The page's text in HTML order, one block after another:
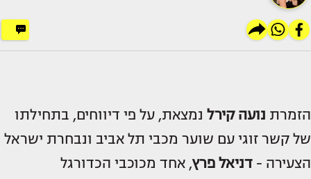
הזמרת נועה קירל נמצאת, על פי דיווחים, בתחילתו
של קשר זוגי עם שוער מכבי תל אביב ונבחרת ישראל
הצעירה - דניאל פרץ, אחד מכוכבי הכדורגל